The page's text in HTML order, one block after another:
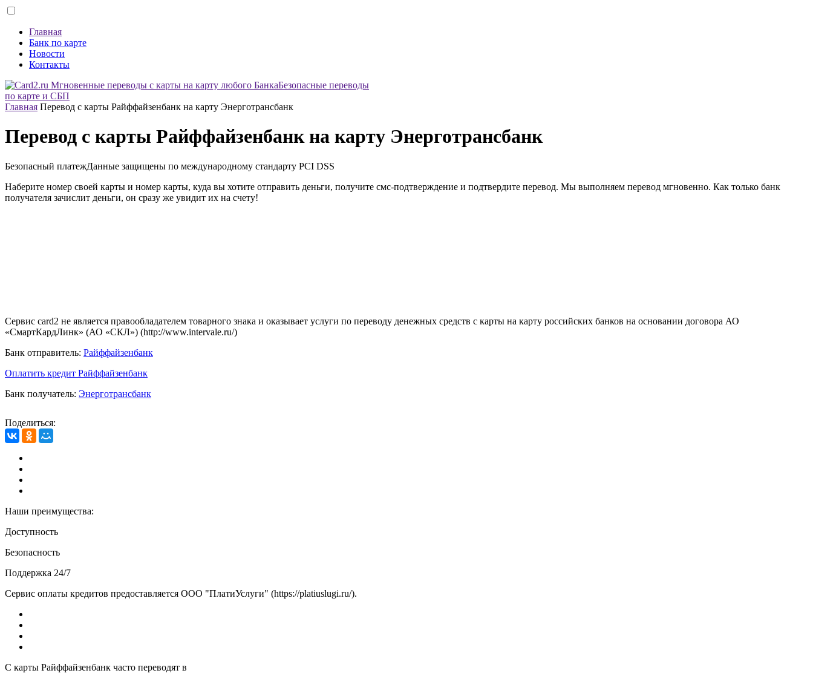
Главная
Банк по карте
Новости
Контакты
Безопасные переводы
по карте и СБП
Главная Перевод с карты Райффайзенбанк на карту Энерготрансбанк
Перевод с карты Райффайзенбанк на карту Энерготрансбанк
Безопасный платежДанные защищены по международному стандарту PCI DSS
Наберите номер своей карты и номер карты, куда вы хотите отправить деньги, получите смс-подтверждение и подтвердите перевод. Мы выполняем перевод мгновенно. Как только банк
получателя зачислит деньги, он сразу же увидит их на счету!
Сервис card2 не является правообладателем товарного знака и оказывает услуги по переводу денежных средств с карты на карту российских банков на основании договора АО
«СмартКардЛинк» (АО «СКЛ») (http://www.intervale.ru/)
Банк отправитель: Райффайзенбанк
Оплатить кредит Райффайзенбанк
Банк получатель: Энерготрансбанк
Поделиться:
Наши преимущества:
Доступность
Безопасность
Поддержка 24/7
Сервис оплаты кредитов предоставляется ООО "ПлатиУслуги" (https://platiuslugi.ru/).
С карты Райффайзенбанк часто переводят в